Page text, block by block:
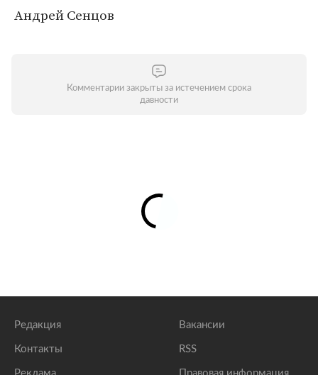
Андрей Сенцов
Комментарии закрыты за истечением срока
давности
Редакция
Контакты
Вакансии
RSS